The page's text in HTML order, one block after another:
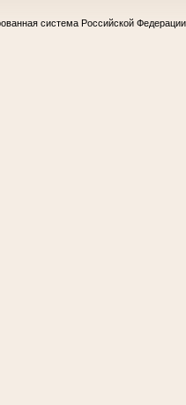
система Российской